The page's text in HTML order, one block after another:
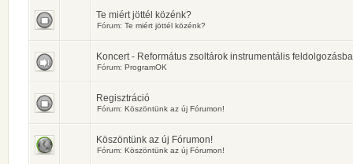
Te miért jöttél közénk?
Fórum: Te miért jöttél közénk?
Koncert - Református zsoltárok instrumentális
Fórum: ProgramOK
Regisztráció
Fórum: Köszöntünk az új Fórumon!
Köszöntünk az új Fórumon!
Fórum: Köszöntünk az új Fórumon!